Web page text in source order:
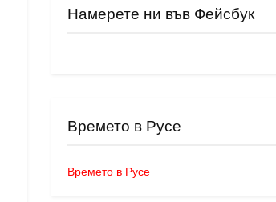
Намерете ни във Фейсбук
Времето в Русе
Времето в Русе